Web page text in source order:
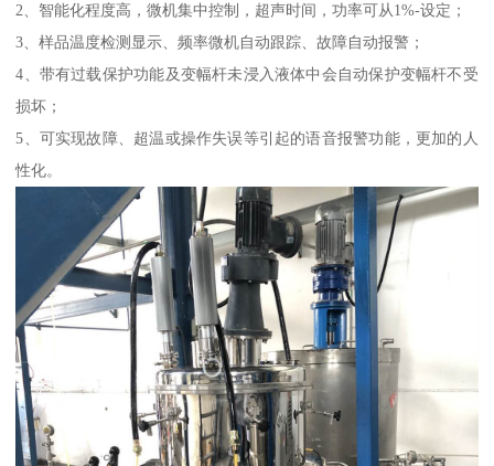
2、智能化程度高，微机集中控制，超声时间，功率可从1%-设定；
3、样品温度检测显示、频率微机自动跟踪、故障自动报警；
4、带有过载保护功能及变幅杆未浸入液体中会自动保护变幅杆不受
损坏；
5、可实现故障、超温或操作失误等引起的语音报警功能，更加的人
性化。